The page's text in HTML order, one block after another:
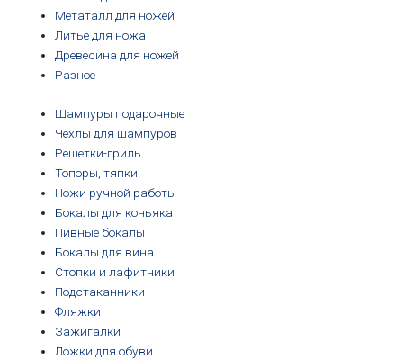
Метаталл для ножей
Литье для ножа
Древесина для ножей
Разное
Шампуры подарочные
Чехлы для шампуров
Решетки-гриль
Топоры, тяпки
Ножи ручной работы
Бокалы для коньяка
Пивные бокалы
Бокалы для вина
Стопки и лафитники
Подстаканники
Фляжки
Зажигалки
Ложки для обуви